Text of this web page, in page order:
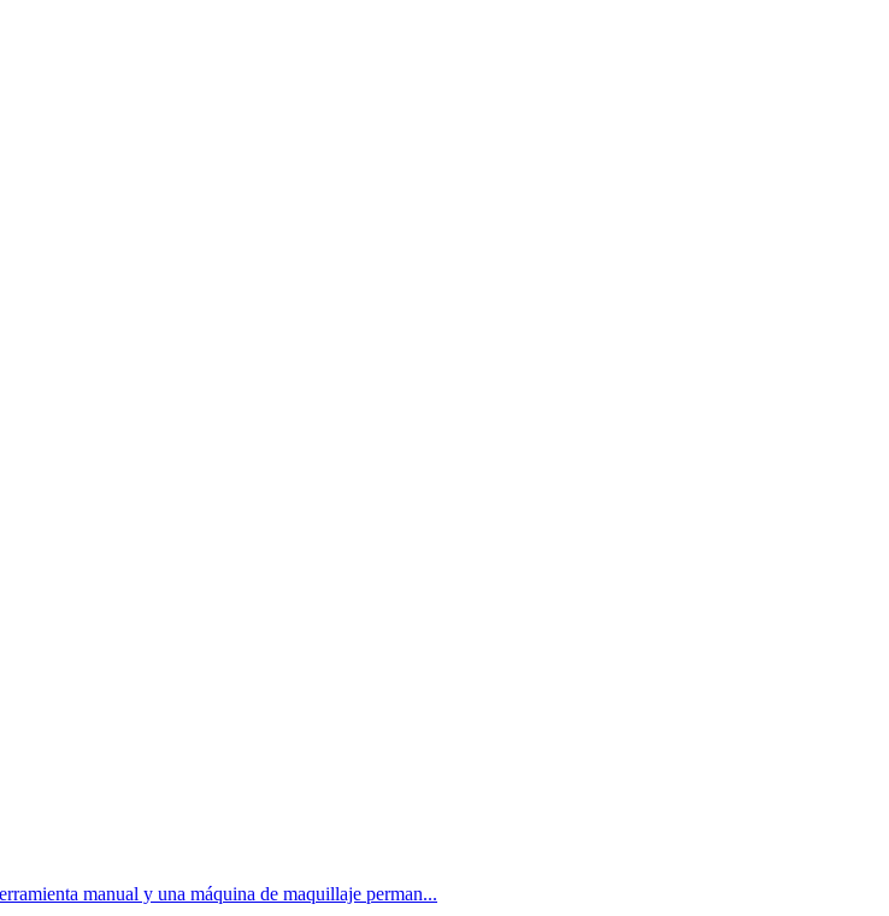
manual y una máquina de maquillaje perman...